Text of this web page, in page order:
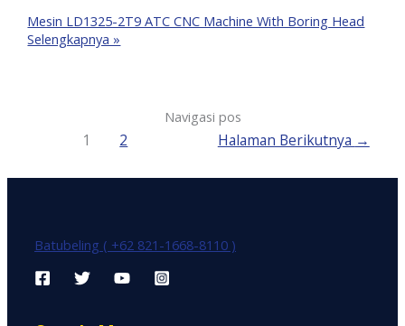
Mesin LD1325-2T9 ATC CNC Machine With Boring Head
Selengkapnya »
Navigasi pos
1 2 Halaman Berikutnya →
Batubeling ( +62 821-1668-8110 )